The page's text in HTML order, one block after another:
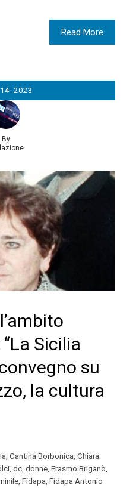
Read More
14 2023
By
Sicilia
su
la cultura
Cantina Borbonica Chiara
dc donne Erasmo Briganò
Fidapa Fidapa Antonio